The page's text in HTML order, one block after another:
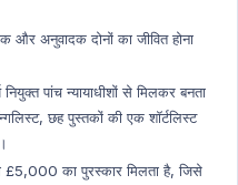
अनुवादक दोनों का जीवित होना
नियुक्त पांच न्यायाधीशों से मिलकर बनता
छह पुस्तकों की एक शॉर्टलिस्ट
£5,000 का पुरस्कार मिलता है, जिसे